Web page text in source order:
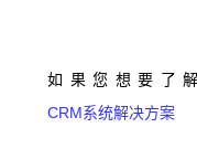
如果您想要了
CRM系统解决方案